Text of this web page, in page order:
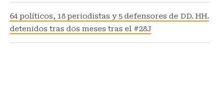
64 políticos, 18 periodistas y 5 defensores de DD. HH.
detenidos tras dos meses tras el #28J